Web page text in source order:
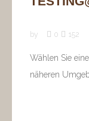
by 0 152
Wählen Sie
näheren